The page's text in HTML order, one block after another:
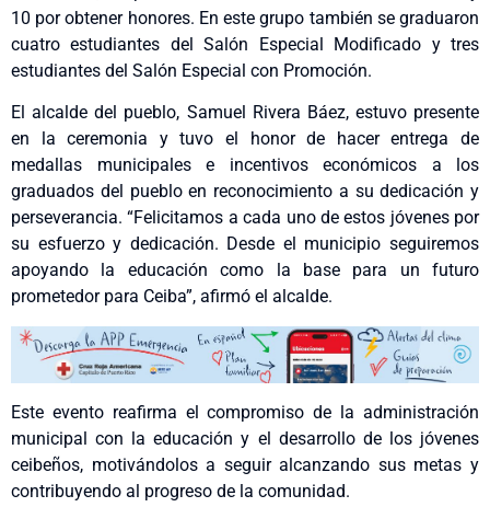
10 por obtener honores. En este grupo también se graduaron
cuatro estudiantes del Salón Especial Modificado y tres
estudiantes del Salón Especial con Promoción.
El alcalde del pueblo, Samuel Rivera Báez, estuvo presente
en la ceremonia y tuvo el honor de hacer entrega de
medallas municipales e incentivos económicos a los
graduados del pueblo en reconocimiento a su dedicación y
perseverancia. “Felicitamos a cada uno de estos jóvenes por
su esfuerzo y dedicación. Desde el municipio seguiremos
apoyando la educación como la base para un futuro
prometedor para Ceiba”, afirmó el alcalde.
Este evento reafirma el compromiso de la administración
municipal con la educación y el desarrollo de los jóvenes
ceibeños, motivándolos a seguir alcanzando sus metas y
contribuyendo al progreso de la comunidad.